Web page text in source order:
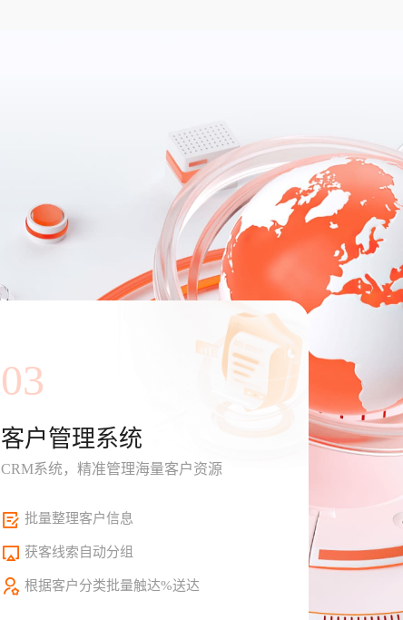
03
客户管理系统
CRM系统，精准管理海量客户资源
批量整理客户信息
获客线索自动分组
根据客户分类批量触达%送达